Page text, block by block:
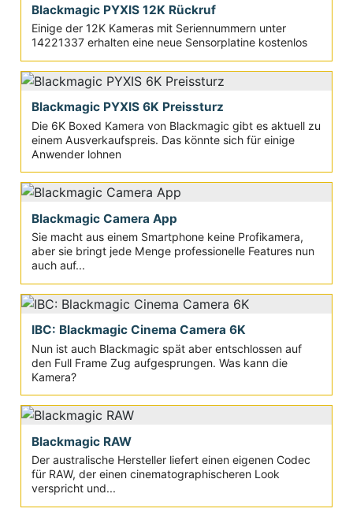
Blackmagic PYXIS 12K Rückruf
Einige der 12K Kameras mit Seriennummern unter
14221337 erhalten eine neue Sensorplatine kostenlos
Blackmagic PYXIS 6K Preissturz
Die 6K Boxed Kamera von Blackmagic gibt es aktuell zu
einem Ausverkaufspreis. Das könnte sich für einige
Anwender lohnen
Blackmagic Camera App
Sie macht aus einem Smartphone keine Profikamera,
aber sie bringt jede Menge professionelle Features nun
auch auf...
IBC: Blackmagic Cinema Camera 6K
Nun ist auch Blackmagic spät aber entschlossen auf
den Full Frame Zug aufgesprungen. Was kann die
Kamera?
Blackmagic RAW
Der australische Hersteller liefert einen eigenen Codec
für RAW, der einen cinematographischeren Look
verspricht und...